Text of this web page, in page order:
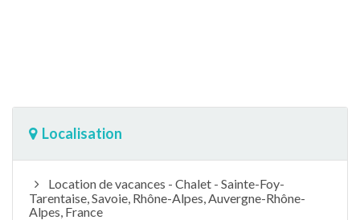
Localisation
Location de vacances - Chalet - Sainte-Foy-
Tarentaise, Savoie, Rhône-Alpes, Auvergne-Rhône-
Alpes, France